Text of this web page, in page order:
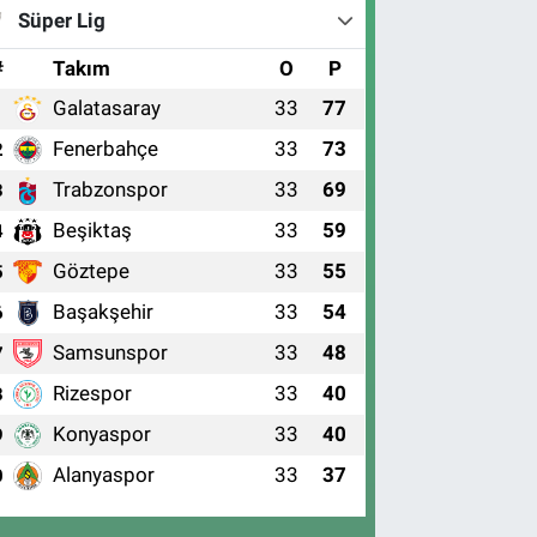
Süper Lig
Takım O P
Galatasaray 33 77
Fenerbahçe 33 73
Trabzonspor 33 69
Beşiktaş 33 59
Göztepe 33 55
Başakşehir 33 54
Samsunspor 33 48
Rizespor 33 40
Konyaspor 33 40
Alanyaspor 33 37